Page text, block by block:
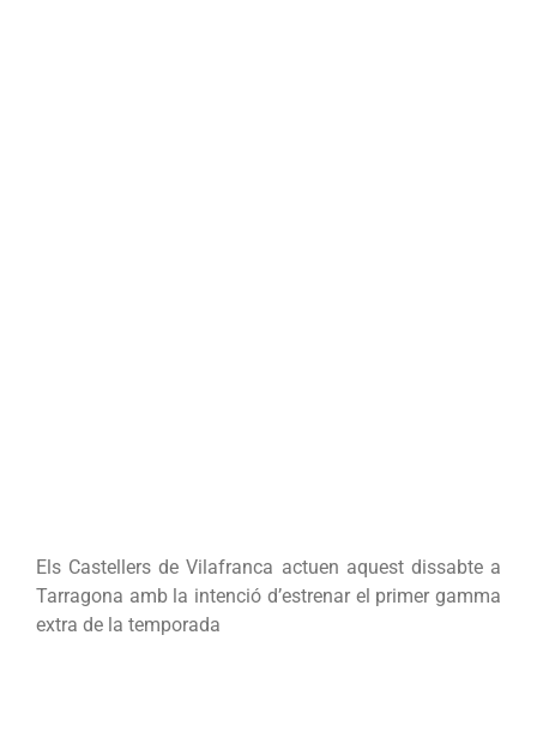
Els Castellers de Vilafranca actuen aquest dissabte a
Tarragona amb la intenció d’estrenar el primer gamma
extra de la temporada